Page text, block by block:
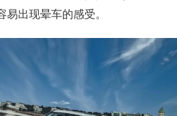
出现晕车的感受。